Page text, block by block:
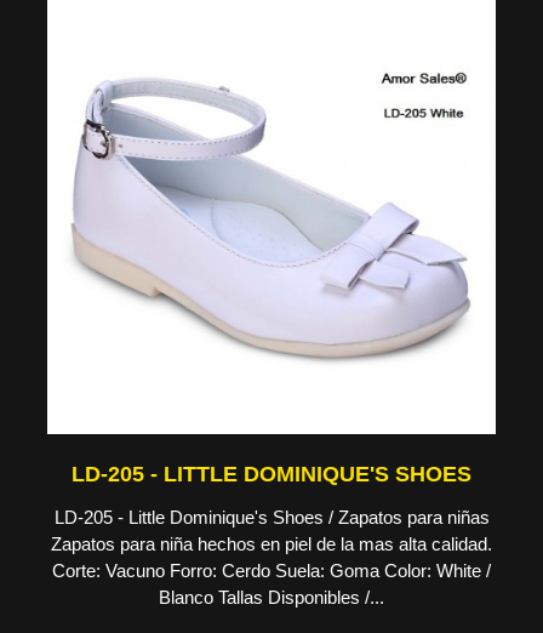
LD-205 - LITTLE DOMINIQUE'S SHOES
LD-205 - Little Dominique's Shoes / Zapatos para niñas
Zapatos para niña hechos en piel de la mas alta calidad.
Corte: Vacuno Forro: Cerdo Suela: Goma Color: White /
Blanco Tallas Disponibles /...